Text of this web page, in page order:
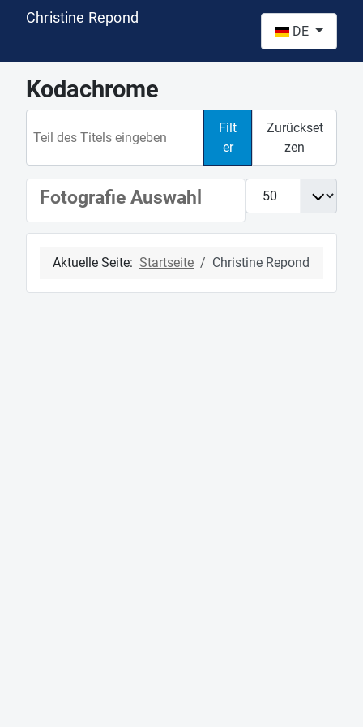
Christine Repond
DE
Kodachrome
Filt
er
Zurückset
zen
Anzeige #
Fotografie Auswahl
Aktuelle Seite: Startseite Christine Repond